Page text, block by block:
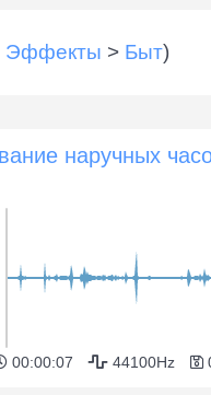
Эффекты > Быт)
наручных
00:00:07 44100Hz